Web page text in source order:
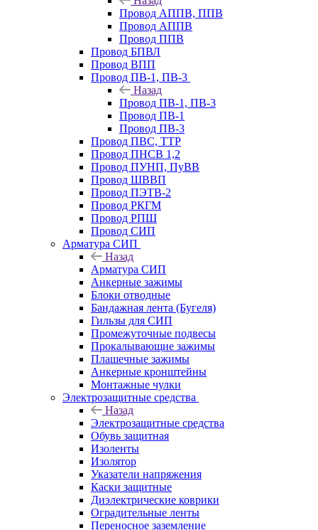
Провод АППВ, ППВ
Провод АППВ
Провод ППВ
Провод БПВЛ
Провод ВПП
Провод ПВ-1, ПВ-3
Назад
Провод ПВ-1, ПВ-3
Провод ПВ-1
Провод ПВ-3
Провод ПВС, ТТР
Провод ПНСВ 1,2
Провод ПУНП, ПуВВ
Провод ШВВП
Провод ПЭТВ-2
Провод РКГМ
Провод РПШ
Провод СИП
Арматура СИП
Назад
Арматура СИП
Анкерные зажимы
Блоки отводные
Бандажная лента (Бугеля)
Гильзы для СИП
Промежуточные подвесы
Прокалывающие зажимы
Плашечные зажимы
Анкерные кронштейны
Монтажные чулки
Электрозащитные средства
Назад
Электрозащитные средства
Обувь защитная
Изоленты
Изолятор
Указатели напряжения
Каски защитные
Диэлектрические коврики
Оградительные ленты
Переносное заземление